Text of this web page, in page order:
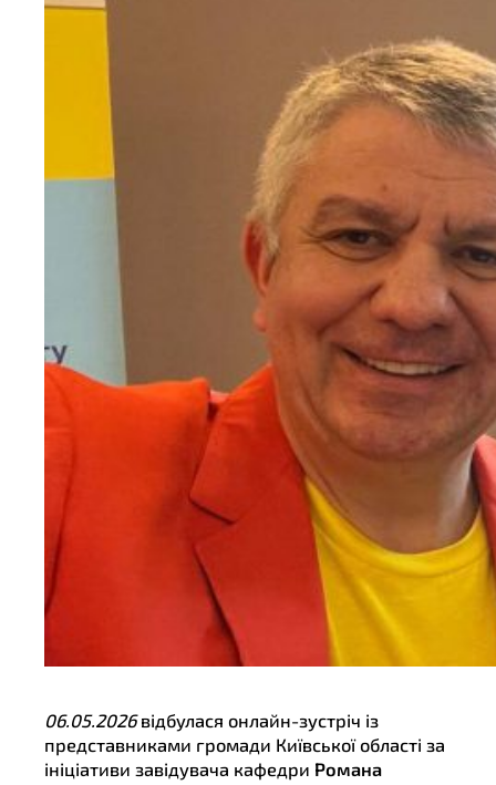
06.05.2026відбулася онлайн-зустріч із
представниками громади Київської області за
ініціативи завідувача кафедри Романа